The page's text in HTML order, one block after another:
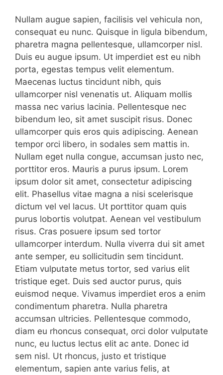
Nullam augue sapien, facilisis vel vehicula non,
consequat eu nunc. Quisque in ligula bibendum,
pharetra magna pellentesque, ullamcorper nisl.
Duis eu augue ipsum. Ut imperdiet est eu nibh
porta, egestas tempus velit elementum.
Maecenas luctus tincidunt nibh, quis
ullamcorper nisl venenatis ut. Aliquam mollis
massa nec varius lacinia. Pellentesque nec
bibendum leo, sit amet suscipit risus. Donec
ullamcorper quis eros quis adipiscing. Aenean
tempor orci libero, in sodales sem mattis in.
Nullam eget nulla congue, accumsan justo nec,
porttitor eros. Mauris a purus ipsum. Lorem
ipsum dolor sit amet, consectetur adipiscing
elit. Phasellus vitae magna a nisi scelerisque
dictum vel vel lacus. Ut porttitor quam quis
purus lobortis volutpat. Aenean vel vestibulum
risus. Cras posuere ipsum sed tortor
ullamcorper interdum. Nulla viverra dui sit amet
ante semper, eu sollicitudin sem tincidunt.
Etiam vulputate metus tortor, sed varius elit
tristique eget. Duis sed auctor purus, quis
euismod neque. Vivamus imperdiet eros a enim
condimentum pharetra. Nulla pharetra
accumsan ultricies. Pellentesque commodo,
diam eu rhoncus consequat, orci dolor vulputate
nunc, eu luctus lectus elit ac ante. Donec id
sem nisl. Ut rhoncus, justo et tristique
elementum, sapien ante varius felis, at